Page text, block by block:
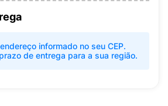
informado no seu CEP.
de entrega para a sua região.